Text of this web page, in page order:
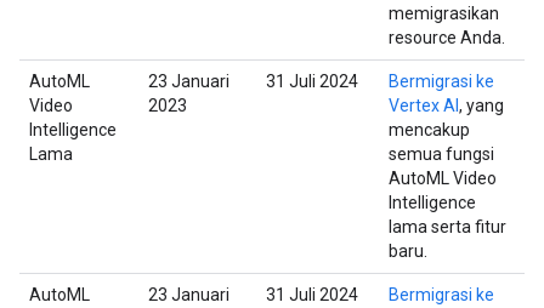
memigrasikan
resource Anda.
AutoML
Video
Intelligence
Lama
23 Januari
2023
31 Juli 2024
Bermigrasi ke
Vertex AI , yang
mencakup
semua fungsi
AutoML Video
Intelligence
lama serta fitur
baru.
AutoML
23 Januari
31 Juli 2024
Bermigrasi ke